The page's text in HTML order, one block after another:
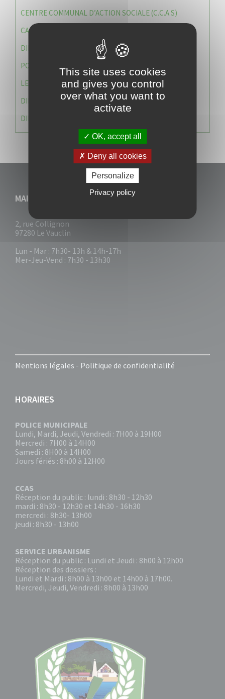
CENTRE COMMUNAL D’ACTION SOCIALE (C.C.A.S)
CAISSE DES ÉCOLES
DIRECTION DES SERVICES TECHNIQUES
POLICE MUNICIPALE
LE CABINET DU MAIRE
DIRECTION DES RESSOURCES ET MOYENS
DIRECTION DU DEVELLOPPEMENT URBAIN DURABL
MAIRIE DU VAUCLIN
2, rue Collignon
97280 Le Vauclin
Lun - Mar : 7h30- 13h & 14h-17h
Mer-Jeu-Vend : 7h30 - 13h30
Mentions légales - Politique de confidentialité
HORAIRES
POLICE MUNICIPALE
Lundi, Mardi, Jeudi, Vendredi : 7H00 à 19H00
Mercredi : 7H00 à 14H00
Samedi : 8H00 à 14H00
Jours fériés : 8h00 à 12H00
CCAS
Réception du public : lundi : 8h30 - 12h30
mardi : 8h30 - 12h30 et 14h30 - 16h30
mercredi : 8h30- 13h00
jeudi : 8h30 - 13h00
SERVICE URBANISME
Réception du public : Lundi et Jeudi : 8h00 à 12h00
Réception des dossiers :
Lundi et Mardi : 8h00 à 13h00 et 14h00 à 17h00.
Mercredi, Jeudi, Vendredi : 8h00 à 13h00
This site uses cookies
and gives you control
over what you want to
activate
OK, accept all
Deny all cookies
Personalize
Privacy policy